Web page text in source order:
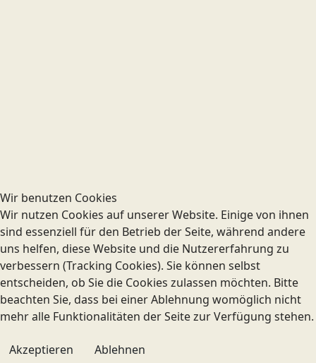
Wir benutzen Cookies
Wir nutzen Cookies auf unserer Website. Einige von ihnen
sind essenziell für den Betrieb der Seite, während andere
uns helfen, diese Website und die Nutzererfahrung zu
verbessern (Tracking Cookies). Sie können selbst
entscheiden, ob Sie die Cookies zulassen möchten. Bitte
beachten Sie, dass bei einer Ablehnung womöglich nicht
mehr alle Funktionalitäten der Seite zur Verfügung stehen.
Akzeptieren Ablehnen